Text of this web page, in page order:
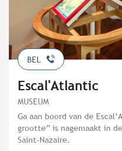
BEL
Escal'Atlantic
MUSEUM
Ga aan boord van de
grootte” is nagemaakt in
Saint-Nazaire.